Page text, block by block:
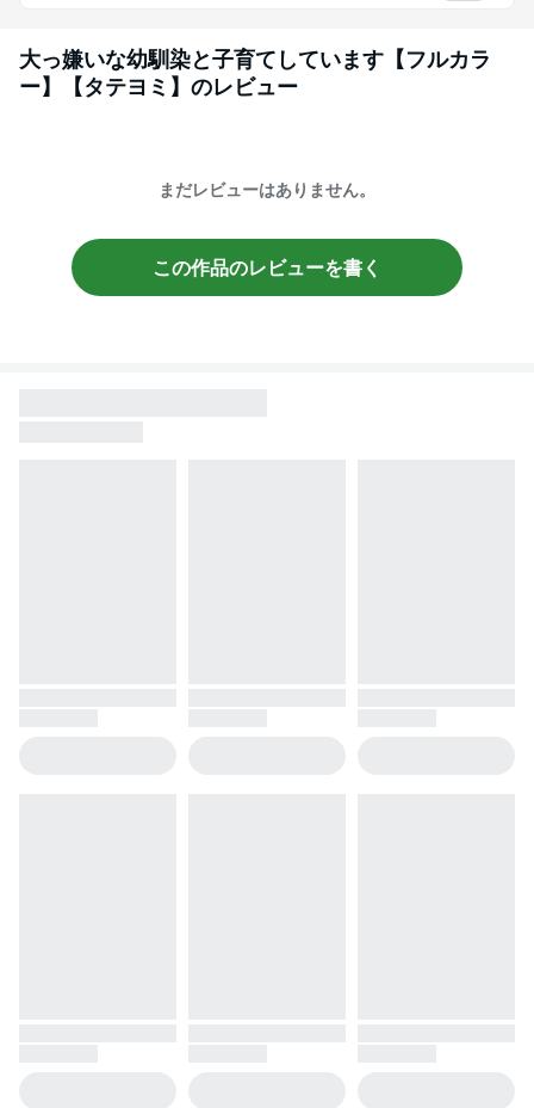
大っ嫌いな幼馴染と子育てしています【フルカラ
ー】【タテヨミ】 のレビュー
まだレビューはありません。
この作品のレビューを書く